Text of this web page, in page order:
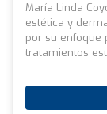
María Linda
estética y
por su enfoque
tratamientos